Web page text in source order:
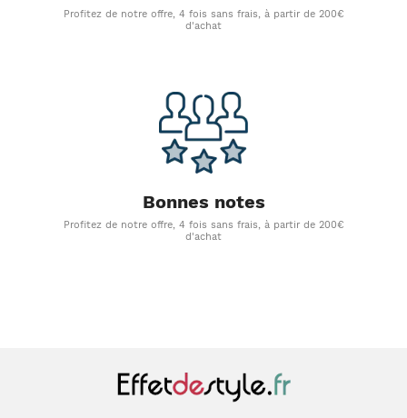
Profitez de notre offre, 4 fois sans frais, à partir de 200€
d'achat
Bonnes notes
Profitez de notre offre, 4 fois sans frais, à partir de 200€
d'achat